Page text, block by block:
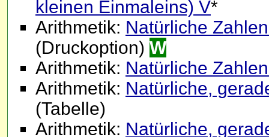
kleinen Einmaleins) V*
Arithmetik: Natürliche
(Druckoption) W
Arithmetik: Natürliche
Arithmetik: Natürliche,
(Tabelle)
Arithmetik: Natürliche,